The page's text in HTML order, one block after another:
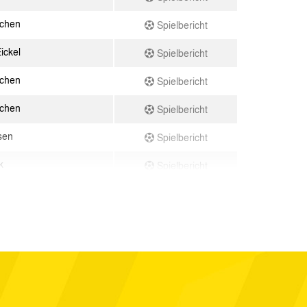
Spielbericht
Spielbericht
Spielbericht
Spielbericht
Spielbericht
Spielbericht